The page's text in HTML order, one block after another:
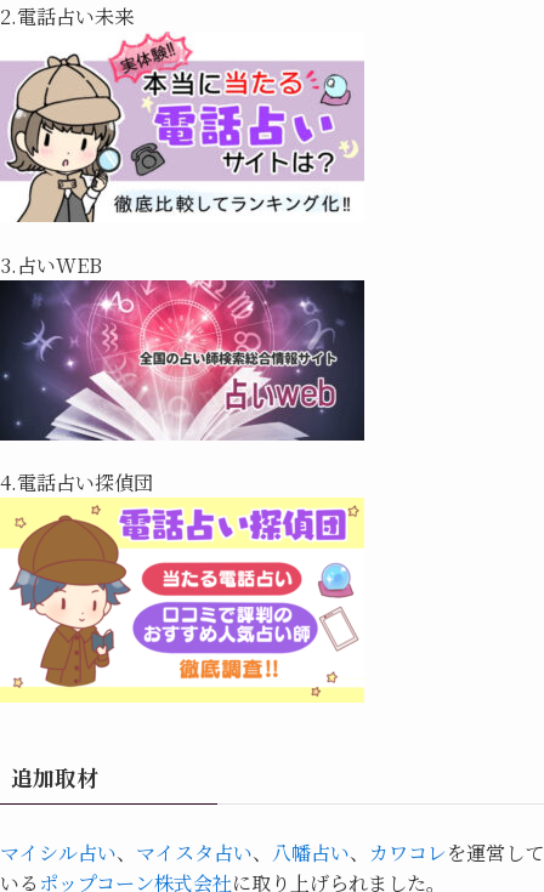
2.電話占い未来
3.占いWEB
4.電話占い探偵団
追加取材
マイシル占い、 マイスタ占い、 八幡占い、 カワコレを運営して
いる ポップコーン株式会社に取り上げられました。